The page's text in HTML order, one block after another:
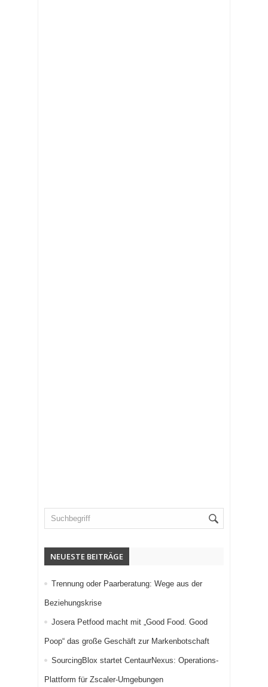
NEUESTE BEITRÄGE
Trennung oder Paarberatung: Wege aus der
Beziehungskrise
Josera Petfood macht mit „Good Food. Good
Poop“ das große Geschäft zur Markenbotschaft
SourcingBlox startet CentaurNexus: Operations-
Plattform für Zscaler-Umgebungen